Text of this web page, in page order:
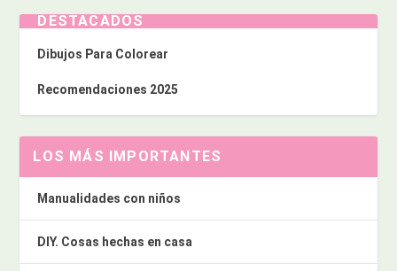
DESTACADOS
Dibujos Para Colorear
Recomendaciones 2025
LOS MÁS IMPORTANTES
Manualidades con niños
DIY. Cosas hechas en casa